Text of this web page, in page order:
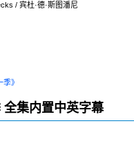
/ 宾杜·德·斯图潘尼
季》
集内置中英字幕